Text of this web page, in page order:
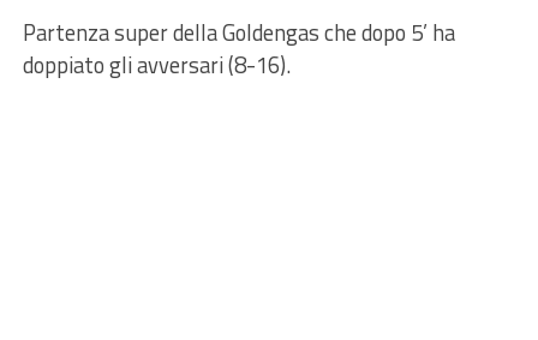
Partenza super della Goldengas che dopo 5’ ha
doppiato gli avversari (8-16).